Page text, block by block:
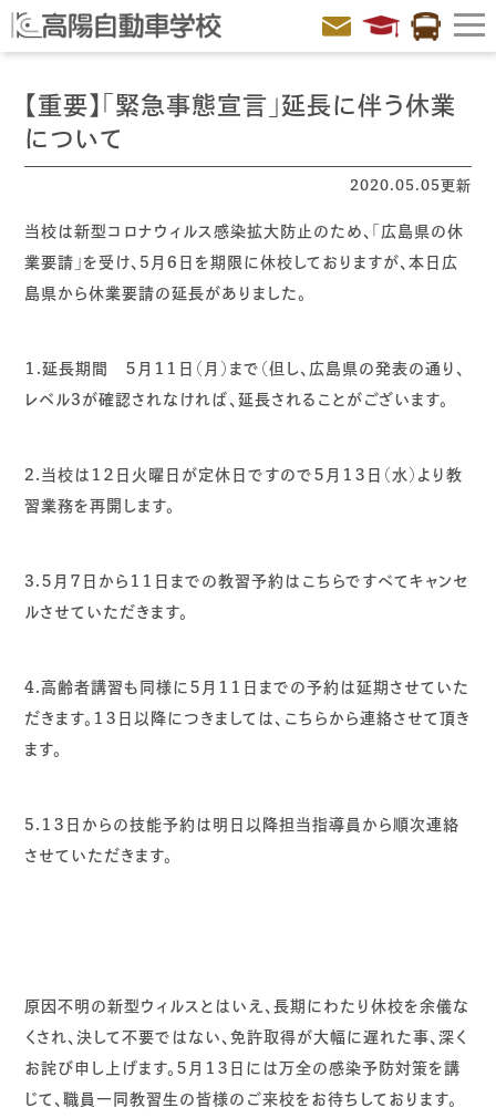
【重要】「緊急事態宣言」延長に伴う休業
について
2020.05.05更新
当校は新型コロナウィルス感染拡大防止のため、「広島県の休
業要請」を受け、5月6日を期限に休校しておりますが、本日広
島県から休業要請の延長がありました。
１.延長期間 ５月１１日（月）まで（但し、広島県の発表の通り、
レベル3が確認されなければ、延長されることがございます。
2.当校は１２日火曜日が定休日ですので５月１３日（水）より教
習業務を再開します。
3.５月７日から１１日までの教習予約はこちらですべてキャンセ
ルさせていただきます。
4.高齢者講習も同様に５月１１日までの予約は延期させていた
だきます。１３日以降につきましては、こちらから連絡させて頂き
ます。
5.１３日からの技能予約は明日以降担当指導員から順次連絡
させていただきます。
原因不明の新型ウィルスとはいえ、長期にわたり休校を余儀な
くされ、決して不要ではない、免許取得が大幅に遅れた事、深く
お詫び申し上げます。５月１３日には万全の感染予防対策を講
じて、職員一同教習生の皆様のご来校をお待ちしております。